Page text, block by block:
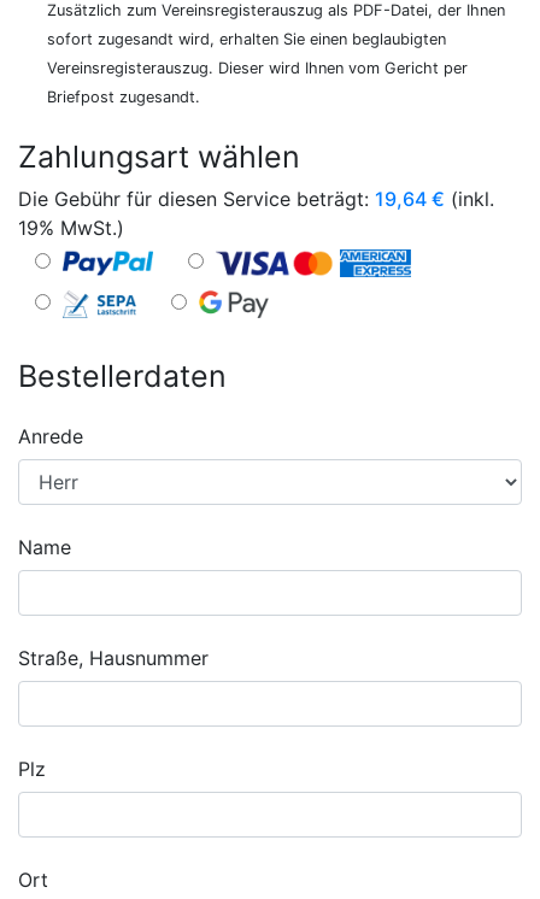
Zusätzlich zum Vereinsregisterauszug als PDF-Datei, der Ihnen
sofort zugesandt wird, erhalten Sie einen beglaubigten
Vereinsregisterauszug. Dieser wird Ihnen vom Gericht per
Briefpost zugesandt.
Zahlungsart wählen
Die Gebühr für diesen Service beträgt: 19,64 € (inkl.
19% MwSt.)
Bestellerdaten
Anrede
Name
Straße, Hausnummer
Plz
Ort